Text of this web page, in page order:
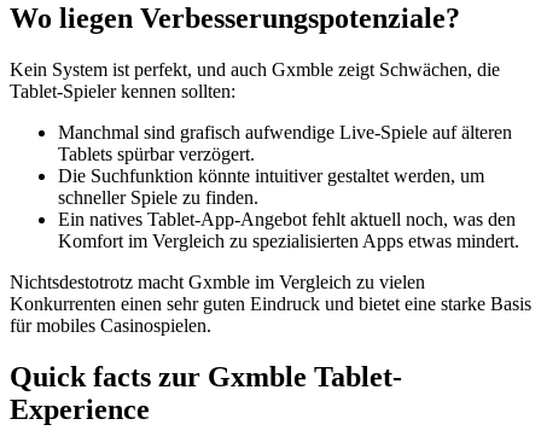
Wo liegen Verbesserungspotenziale?
Kein System ist perfekt, und auch Gxmble zeigt Schwächen, die
Tablet-Spieler kennen sollten:
Manchmal sind grafisch aufwendige Live-Spiele auf älteren
Tablets spürbar verzögert.
Die Suchfunktion könnte intuitiver gestaltet werden, um
schneller Spiele zu finden.
Ein natives Tablet-App-Angebot fehlt aktuell noch, was den
Komfort im Vergleich zu spezialisierten Apps etwas mindert.
Nichtsdestotrotz macht Gxmble im Vergleich zu vielen
Konkurrenten einen sehr guten Eindruck und bietet eine starke Basis
für mobiles Casinospielen.
Quick facts zur Gxmble Tablet-
Experience